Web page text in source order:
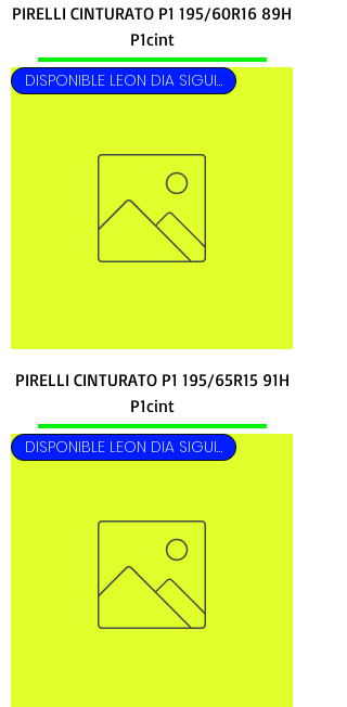
PIRELLI CINTURATO P1 195/60R16 89H
P1cint
DISPONIBLE LEON DIA SIGUIENTE
PIRELLI CINTURATO P1 195/65R15 91H
P1cint
DISPONIBLE LEON DIA SIGUIENTE